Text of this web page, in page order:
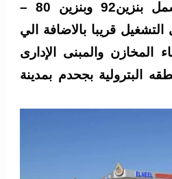
من ثلاث صهاريج تشمل بنزين92 وبنزين 80 –
قريبا بالاضافة الي
المخازن والمبنى الإدارى
البترولية بجحدم بمدينة